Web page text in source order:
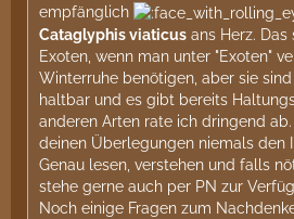
empfänglich
Cataglyphis viaticus ans Herz.
Exoten, wenn man unter "Exoten"
Winterruhe benötigen, aber sie
haltbar und es gibt bereits
anderen Arten rate ich dringend
deinen Überlegungen niemals den
Genau lesen, verstehen und falls
stehe gerne auch per PN zur
Noch einige Fragen zum